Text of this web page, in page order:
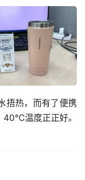
捂热，而有了便携
40℃温度正正好。